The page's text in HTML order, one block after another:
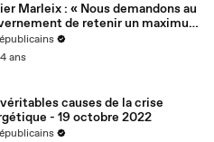
: « Nous demandons au
de retenir un maximum
propositions. »
ans
causes de la crise
- 19 octobre 2022